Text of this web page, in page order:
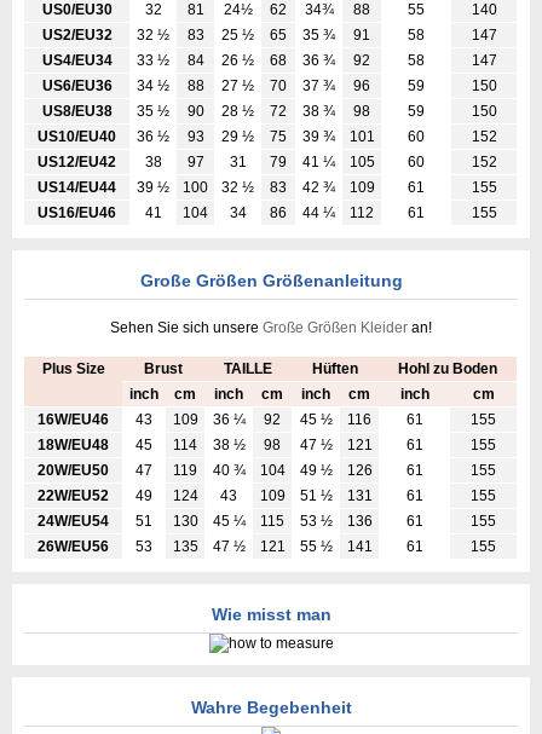
US0/EU30
32 81 24½ 62 34¾ 88 55
140
US2/EU32
32 ½ 83 25 ½ 65 35 ¾ 91 58
147
US4/EU34
33 ½ 84 26 ½ 68 36 ¾ 92 58
147
US6/EU36
34 ½ 88 27 ½ 70 37 ¾ 96 59
150
US8/EU38
35 ½ 90 28 ½ 72 38 ¾ 98 59
150
US10/EU40
36 ½ 93 29 ½ 75 39 ¾ 101 60
152
US12/EU42
38 97 31 79 41 ¼ 105 60
152
US14/EU44
39 ½ 100 32 ½ 83 42 ¾ 109 61
155
US16/EU46
41 104 34 86 44 ¼ 112 61 155
Große Größen Größenanleitung
Sehen Sie sich unsere Große Größen Kleider an!
Plus Size Brust TAILLE Hüften
Hohl zu Boden
inch
cm inch cm inch cm inch
cm
16W/EU46
43 109 36 ¼ 92 45 ½ 116 61
155
18W/EU48
45 114 38 ½ 98 47 ½ 121 61
155
20W/EU50
47 119 40 ¾ 104 49 ½ 126 61
155
22W/EU52
49 124 43 109 51 ½ 131 61
155
24W/EU54
51 130 45 ¼ 115 53 ½ 136 61
155
26W/EU56
53 135 47 ½ 121 55 ½ 141 61 155
Wie misst man
Wahre Begebenheit